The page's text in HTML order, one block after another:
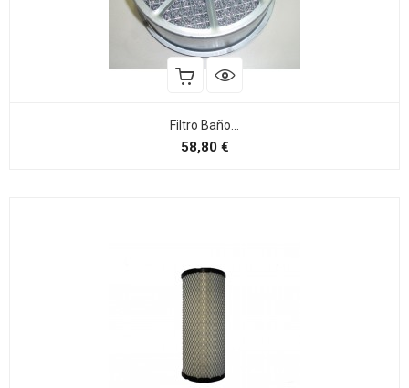
Filtro Baño...
58,80 €Preço